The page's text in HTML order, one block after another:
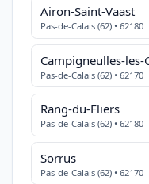
Airon-Saint-Vaast
Pas-de-Calais (62) • 62180
Campigneulles-les-
Pas-de-Calais (62) • 62170
Rang-du-Fliers
Pas-de-Calais (62) • 62180
Sorrus
Pas-de-Calais (62) • 62170